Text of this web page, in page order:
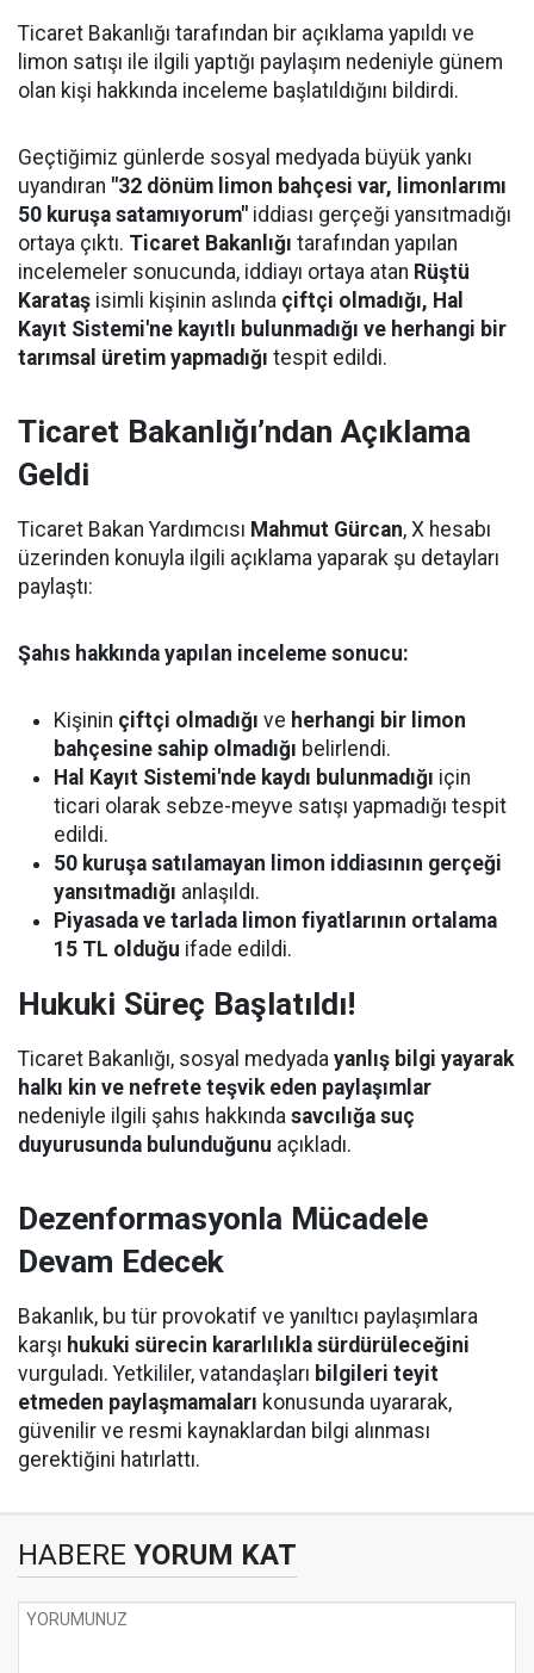
Ticaret Bakanlığı tarafından bir açıklama yapıldı ve
limon satışı ile ilgili yaptığı paylaşım nedeniyle günem
olan kişi hakkında inceleme başlatıldığını bildirdi.
Geçtiğimiz günlerde sosyal medyada büyük yankı
uyandıran "32 dönüm limon bahçesi var, limonlarımı
50 kuruşa satamıyorum" iddiası gerçeği yansıtmadığı
ortaya çıktı. Ticaret Bakanlığı tarafından yapılan
incelemeler sonucunda, iddiayı ortaya atan Rüştü
Karataş isimli kişinin aslında çiftçi olmadığı, Hal
Kayıt Sistemi'ne kayıtlı bulunmadığı ve herhangi bir
tarımsal üretim yapmadığı tespit edildi.
Ticaret Bakanlığı’ndan Açıklama
Geldi
Ticaret Bakan Yardımcısı Mahmut Gürcan, X hesabı
üzerinden konuyla ilgili açıklama yaparak şu detayları
paylaştı:
Şahıs hakkında yapılan inceleme sonucu:
Kişinin çiftçi olmadığı ve herhangi bir limon
bahçesine sahip olmadığı belirlendi.
Hal Kayıt Sistemi'nde kaydı bulunmadığı için
ticari olarak sebze-meyve satışı yapmadığı tespit
edildi.
50 kuruşa satılamayan limon iddiasının gerçeği
yansıtmadığı anlaşıldı.
Piyasada ve tarlada limon fiyatlarının ortalama
15 TL olduğu ifade edildi.
Hukuki Süreç Başlatıldı!
Ticaret Bakanlığı, sosyal medyada yanlış bilgi yayarak
halkı kin ve nefrete teşvik eden paylaşımlar
nedeniyle ilgili şahıs hakkında savcılığa suç
duyurusunda bulunduğunu açıkladı.
Dezenformasyonla Mücadele
Devam Edecek
Bakanlık, bu tür provokatif ve yanıltıcı paylaşımlara
karşı hukuki sürecin kararlılıkla sürdürüleceğini
vurguladı. Yetkililer, vatandaşları bilgileri teyit
etmeden paylaşmamaları konusunda uyararak,
güvenilir ve resmi kaynaklardan bilgi alınması
gerektiğini hatırlattı.
HABERE YORUM KAT